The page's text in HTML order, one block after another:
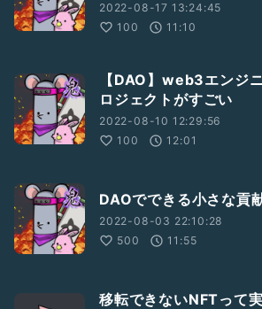
2022-08-17 13:24:45
100
11:10
【DAO】web3エンジ
ロジェクトがすごい
2022-08-10 12:29:56
100
12:01
DAOでできる小さな貢
2022-08-03 22:10:28
500
11:55
移転できないNFTって